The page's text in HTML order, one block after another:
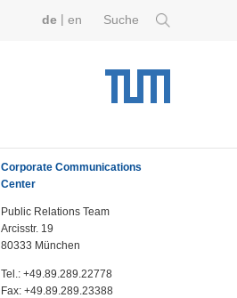
Suche
de en
Corporate Communications
Center
Public Relations Team
Arcisstr. 19
80333 München
Tel.: +49.89.289.22778
Fax: +49.89.289.23388